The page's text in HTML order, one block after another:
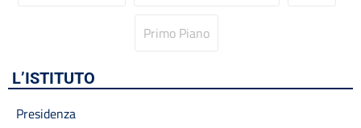
Incarichi amministrativi di vertice
Inclusione e BES
Primo Piano
L’ISTITUTO
Presidenza